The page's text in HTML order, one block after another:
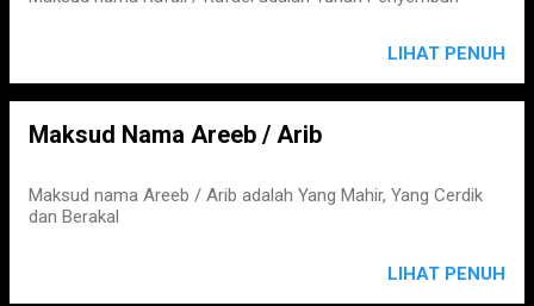
LIHAT PENUH
Maksud Nama Areeb / Arib
Maksud nama Areeb / Arib adalah Yang Mahir, Yang Cerdik
dan Berakal
LIHAT PENUH